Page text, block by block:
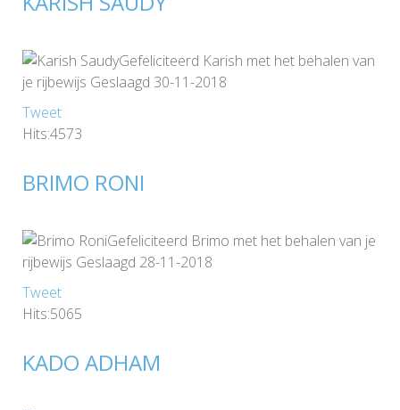
Gefeliciteerd Karish met het behalen van
je rijbewijs Geslaagd 30-11-2018
Tweet
Hits:4573
BRIMO RONI
Gefeliciteerd Brimo met het behalen van je
rijbewijs Geslaagd 28-11-2018
Tweet
Hits:5065
KADO ADHAM